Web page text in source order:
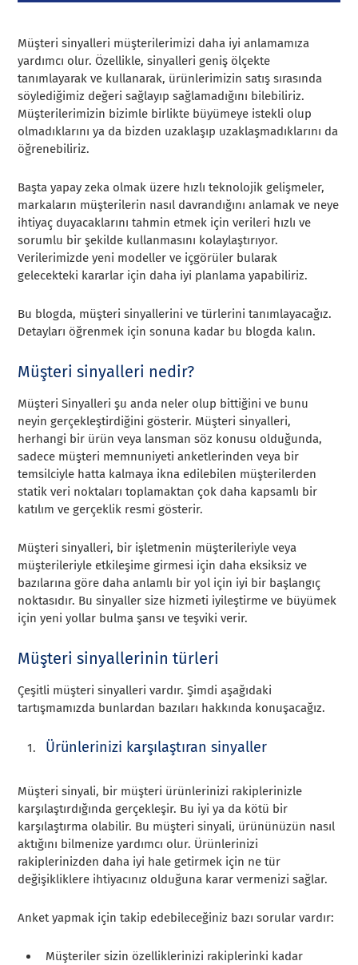
Müşteri sinyalleri müşterilerimizi daha iyi anlamamıza
yardımcı olur. Özellikle, sinyalleri geniş ölçekte
tanımlayarak ve kullanarak, ürünlerimizin satış sırasında
söylediğimiz değeri sağlayıp sağlamadığını bilebiliriz.
Müşterilerimizin bizimle birlikte büyümeye istekli olup
olmadıklarını ya da bizden uzaklaşıp uzaklaşmadıklarını da
öğrenebiliriz.
Başta yapay zeka olmak üzere hızlı teknolojik gelişmeler,
markaların müşterilerin nasıl davrandığını anlamak ve neye
ihtiyaç duyacaklarını tahmin etmek için verileri hızlı ve
sorumlu bir şekilde kullanmasını kolaylaştırıyor.
Verilerimizde yeni modeller ve içgörüler bularak
gelecekteki kararlar için daha iyi planlama yapabiliriz.
Bu blogda, müşteri sinyallerini ve türlerini tanımlayacağız.
Detayları öğrenmek için sonuna kadar bu blogda kalın.
Müşteri sinyalleri nedir?
Müşteri Sinyalleri şu anda neler olup bittiğini ve bunu
neyin gerçekleştirdiğini gösterir. Müşteri sinyalleri,
herhangi bir ürün veya lansman söz konusu olduğunda,
sadece müşteri memnuniyeti anketlerinden veya bir
temsilciyle hatta kalmaya ikna edilebilen müşterilerden
statik veri noktaları toplamaktan çok daha kapsamlı bir
katılım ve gerçeklik resmi gösterir.
Müşteri sinyalleri, bir işletmenin müşterileriyle veya
müşterileriyle etkileşime girmesi için daha eksiksiz ve
bazılarına göre daha anlamlı bir yol için iyi bir başlangıç
noktasıdır. Bu sinyaller size hizmeti iyileştirme ve büyümek
için yeni yollar bulma şansı ve teşviki verir.
Müşteri sinyallerinin türleri
Çeşitli müşteri sinyalleri vardır. Şimdi aşağıdaki
tartışmamızda bunlardan bazıları hakkında konuşacağız.
Ürünlerinizi karşılaştıran sinyaller
Müşteri sinyali, bir müşteri ürünlerinizi rakiplerinizle
karşılaştırdığında gerçekleşir. Bu iyi ya da kötü bir
karşılaştırma olabilir. Bu müşteri sinyali, ürününüzün nasıl
aktığını bilmenize yardımcı olur. Ürünlerinizi
rakiplerinizden daha iyi hale getirmek için ne tür
değişikliklere ihtiyacınız olduğuna karar vermenizi sağlar.
Anket yapmak için takip edebileceğiniz bazı sorular vardır:
Müşteriler sizin özelliklerinizi rakiplerinki kadar